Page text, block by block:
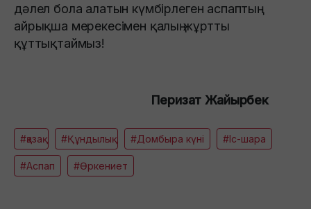
дәлел бола алатын күмбірлеген аспаптың
айрықша мерекесімен қалың жұртты
құттықтаймыз!
Перизат Жайырбек
#қазақ #Құндылық #Домбыра күні #Іс-шара
#Аспап #Өркениет